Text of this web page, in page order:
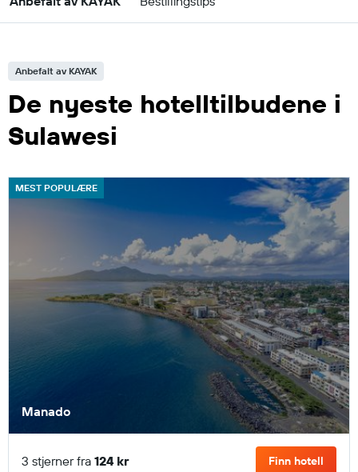
Anbefalt av KAYAK
De nyeste hotelltilbudene i
Sulawesi
MEST POPULÆRE
Manado
3 stjerner fra 124 kr Finn hotell